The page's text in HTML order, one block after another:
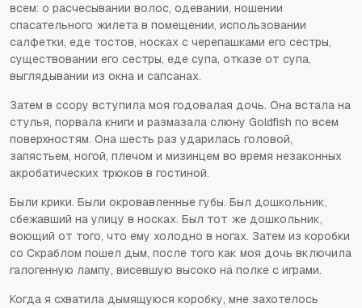
всем: о расчесывании волос, одевании, ношении
спасательного жилета в помещении, использовании
салфетки, еде тостов, носках с черепашками его сестры,
существовании его сестры, еде супа, отказе от супа,
выглядывании из окна и сапсанах.
Затем в ссору вступила моя годовалая дочь. Она встала на
стулья, порвала книги и размазала слюну Goldfish по всем
поверхностям. Она шесть раз ударилась головой,
запястьем, ногой, плечом и мизинцем во время незаконных
акробатических трюков в гостиной.
Были крики. Были окровавленные губы. Был дошкольник,
сбежавший на улицу в носках. Был тот же дошкольник,
воющий от того, что ему холодно в ногах. Затем из коробки
со Скраблом пошел дым, после того как моя дочь включила
галогенную лампу, висевшую высоко на полке с играми.
Когда я схватила дымящуюся коробку, мне захотелось